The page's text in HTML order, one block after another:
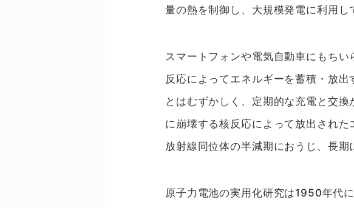
量の熱を制御し、大規模発電に利用し
スマートフォンや電気自動車にもち
反応によってエネルギーを蓄積・放
とはむずかしく、定期的な充電と交
に崩壊する核反応によって放出された
放射線同位体の半減期におうじ、長期
原子力電池の実用化研究は1950年代